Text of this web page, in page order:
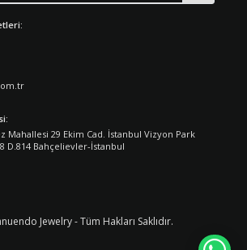
Mahallesi 29 Ekim Cad. İstanbul Vizyon Park
D.814 Bahçelievler-İstanbul
Jewelry - Tüm Hakları Saklıdır.